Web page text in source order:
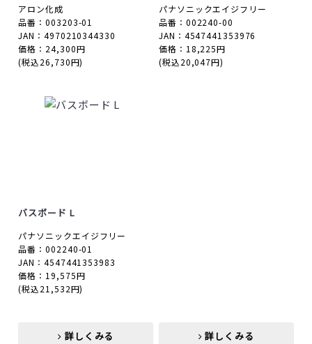
アロン化成
品番：003203-01
JAN：4970210344330
価格：24,300円
(税込26,730円)
詳しくみる
パナソニックエイジフリー
品番：002240-00
JAN：4547441353976
価格：18,225円
(税込20,047円)
詳しくみる
バスボード L
パナソニックエイジフリー
品番：002240-01
JAN：4547441353983
価格：19,575円
(税込21,532円)
詳しくみる